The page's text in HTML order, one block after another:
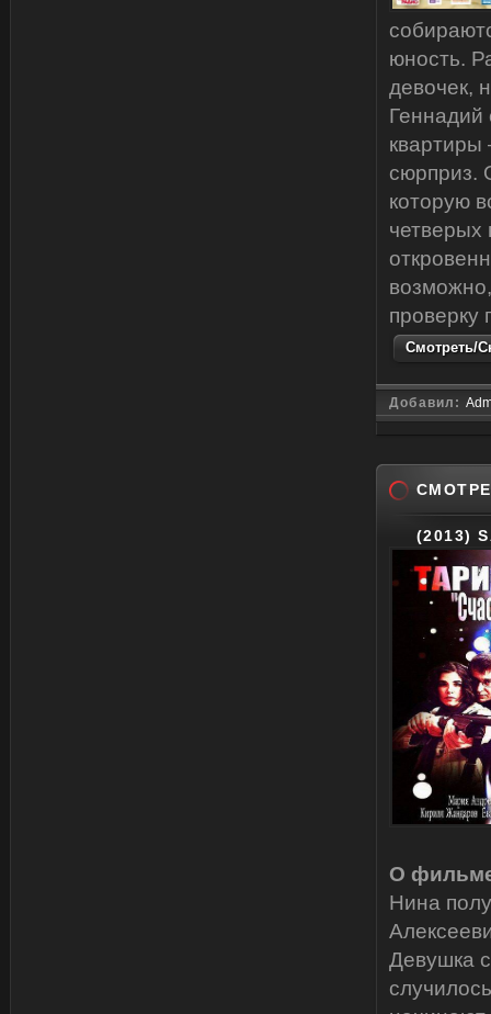
юность.
девочек,
Геннадий
квартиры
сюрприз.
которую
четверых
проверку
Смотреть/
Добавил:
(2013)
О
Нина
Девушка